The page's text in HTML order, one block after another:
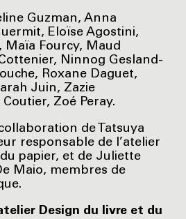
Guzman, Anna
Eloïse Agostini,
Maïa Fourcy, Maud
Ninnog Gesland-
Roxane Daguet,
Juin, Zazie
Zoé Peray.
de Tatsuya
responsable de l’atelier
papier, et de Juliette
Maio, membres de
Design du livre et du